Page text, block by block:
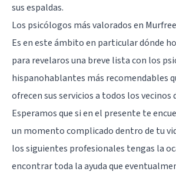
sus espaldas.
Los psicólogos más valorados en
Es en este ámbito en particular dónde
para revelaros una breve lista con los
hispanohablantes más recomendables
ofrecen sus servicios a todos los vecinos
Esperamos que si en el presente te
un momento complicado dentro de tu
los siguientes profesionales tengas la
encontrar toda la ayuda que